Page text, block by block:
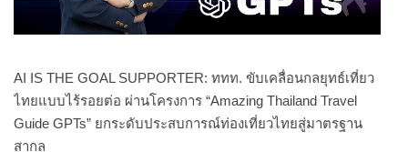
AI IS THE GOAL SUPPORTER: ททท. ขับเคลื่อนกลยุทธ์เที่ยว
ไทยแบบไร้รอยต่อ ผ่านโครงการ “Amazing Thailand Travel
Guide GPTs” ยกระดับประสบการณ์ท่องเที่ยวไทยสู่มาตรฐาน
สากล